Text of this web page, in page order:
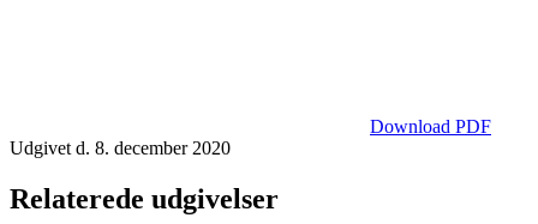
Download PDF
Udgivet d. 8. december 2020
Relaterede udgivelser